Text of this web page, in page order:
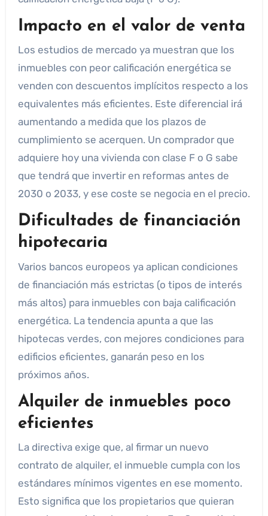
Impacto en el valor de venta
Los estudios de mercado ya muestran que los
inmuebles con peor calificación energética se
venden con descuentos implícitos respecto a los
equivalentes más eficientes. Este diferencial irá
aumentando a medida que los plazos de
cumplimiento se acerquen. Un comprador que
adquiere hoy una vivienda con clase F o G sabe
que tendrá que invertir en reformas antes de
2030 o 2033, y ese coste se negocia en el precio.
Dificultades de financiación
hipotecaria
Varios bancos europeos ya aplican condiciones
de financiación más estrictas (o tipos de interés
más altos) para inmuebles con baja calificación
energética. La tendencia apunta a que las
hipotecas verdes, con mejores condiciones para
edificios eficientes, ganarán peso en los
próximos años.
Alquiler de inmuebles poco
eficientes
La directiva exige que, al firmar un nuevo
contrato de alquiler, el inmueble cumpla con los
estándares mínimos vigentes en ese momento.
Esto significa que los propietarios que quieran